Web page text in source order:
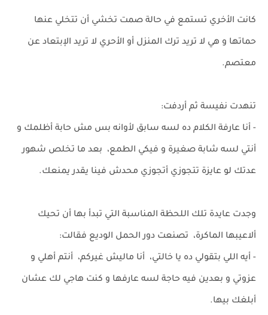
كانت الأخري تستمع في حالة صمت تخشي أن تتخلي عنها
حماتها و هي لا تريد ترك المنزل أو الأحري لا تريد الإبتعاد عن
معتصم.
تنهدت نفيسة ثم أردفت:
- أنا عارفة الكلام ده لسه سابق لأوانه بس مش حابة أظلمك و
أنتي لسه شابة صغيرة و فيكي الطمع، بعد ما تخلص شهور
عدتك لو عايزة تتجوزي أتجوزي محدش فينا يقدر يمنعك.
وجدت عايدة تلك اللحظة المناسبة التي تبدأ بها أن تحيك
ألاعيبها الماكرة، تصنعت دور الحمل الوديع فقالت:
- أيه اللي بتقولي ده يا خالتي، أنا ماليش غيركم، أنتم أهلي و
عزوتي و بعدين فيه حاجة لسه عارفها و كنت هاجي لك عشان
أبلغك بيها.